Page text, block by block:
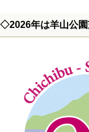
◇2026年は羊山公園